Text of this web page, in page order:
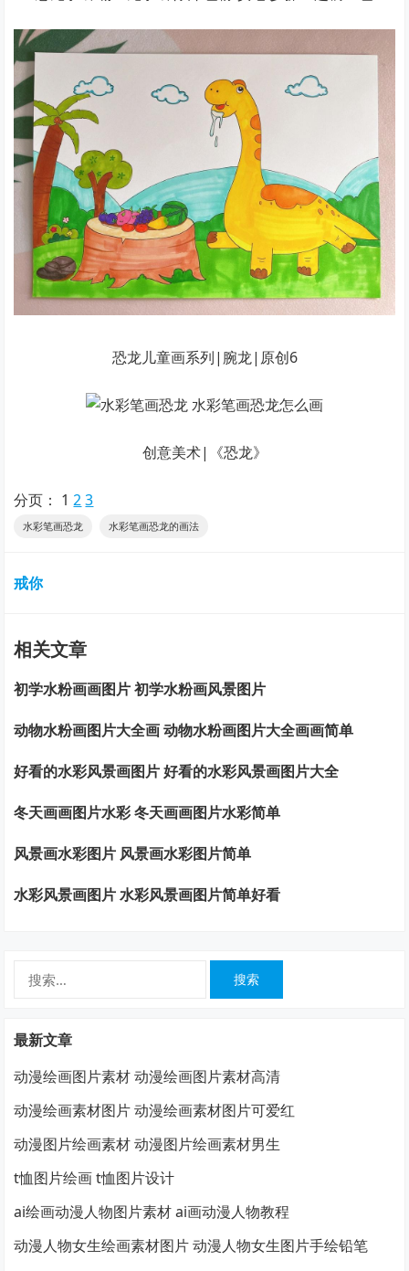
恐龙儿童画系列|腕龙|原创6
创意美术|《恐龙》
分页： 1 2 3
水彩笔画恐龙 水彩笔画恐龙的画法
戒你
相关文章
初学水粉画画图片 初学水粉画风景图片
动物水粉画图片大全画 动物水粉画图片大全画画简单
好看的水彩风景画图片 好看的水彩风景画图片大全
冬天画画图片水彩 冬天画画图片水彩简单
风景画水彩图片 风景画水彩图片简单
水彩风景画图片 水彩风景画图片简单好看
最新文章
动漫绘画图片素材 动漫绘画图片素材高清
动漫绘画素材图片 动漫绘画素材图片可爱红
动漫图片绘画素材 动漫图片绘画素材男生
t恤图片绘画 t恤图片设计
ai绘画动漫人物图片素材 ai画动漫人物教程
动漫人物女生绘画素材图片 动漫人物女生图片手绘铅笔